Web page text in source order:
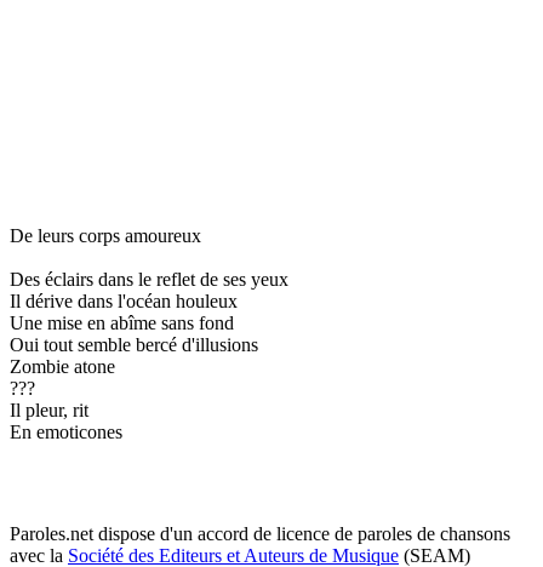
De leurs corps amoureux
Des éclairs dans le reflet de ses yeux
Il dérive dans l'océan houleux
Une mise en abîme sans fond
Oui tout semble bercé d'illusions
Zombie atone
???
Il pleur, rit
En emoticones
Paroles.net dispose d'un accord de licence de paroles de chansons
avec la Société des Editeurs et Auteurs de Musique (SEAM)